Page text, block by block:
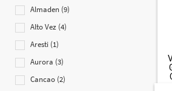
Almaden (9)
Alto Vez (4)
Aresti (1)
Aurora (3)
Cancao (2)